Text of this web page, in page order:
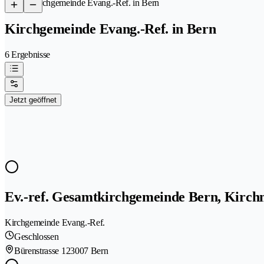
/Kirchgemeinde Evang.-Ref. in Bern
Kirchgemeinde Evang.-Ref. in Bern
6 Ergebnisse
Jetzt geöffnet
Ev.-ref. Gesamtkirchgemeinde Bern,
Kirchgemeinde Evang.-Ref.
Geschlossen
Bürenstrasse 123007 Bern